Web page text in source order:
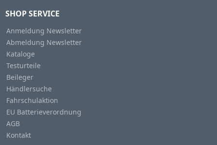
SHOP SERVICE
Anmeldung Newsletter
Abmeldung Newsletter
Kataloge
Testurteile
Beileger
Händlersuche
Fahrschulaktion
EU Batterieverordnung
AGB
Kontakt